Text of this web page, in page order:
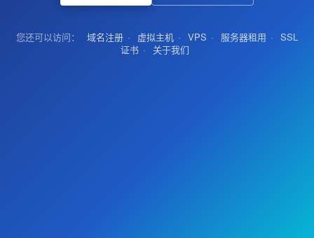
您还可以访问： 域名注册 · 虚拟主机 · VPS · 服务器租用 · SSL
证书 · 关于我们